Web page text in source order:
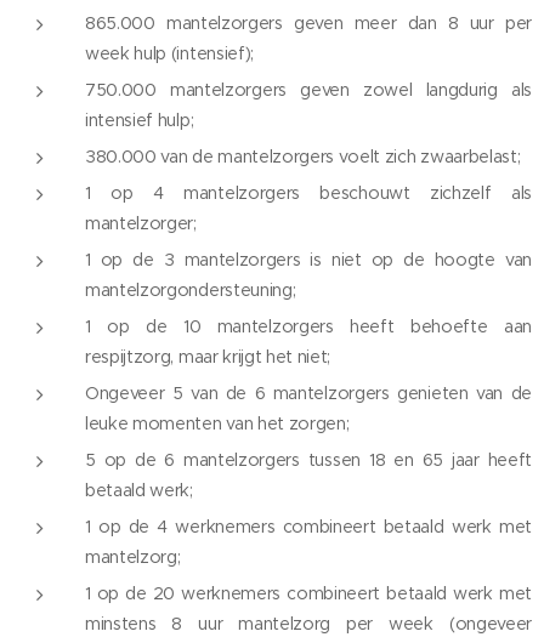
865.000 mantelzorgers geven meer dan 8 uur per
week hulp (intensief);
750.000 mantelzorgers geven zowel langdurig als
intensief hulp;
380.000 van de mantelzorgers voelt zich zwaarbelast;
1 op 4 mantelzorgers beschouwt zichzelf als
mantelzorger;
1 op de 3 mantelzorgers is niet op de hoogte van
mantelzorgondersteuning;
1 op de 10 mantelzorgers heeft behoefte aan
respijtzorg, maar krijgt het niet;
Ongeveer 5 van de 6 mantelzorgers genieten van de
leuke momenten van het zorgen;
5 op de 6 mantelzorgers tussen 18 en 65 jaar heeft
betaald werk;
1 op de 4 werknemers combineert betaald werk met
mantelzorg;
1 op de 20 werknemers combineert betaald werk met
minstens 8 uur mantelzorg per week (ongeveer